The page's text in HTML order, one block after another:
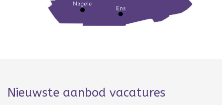
Nieuwste aanbod vacatures